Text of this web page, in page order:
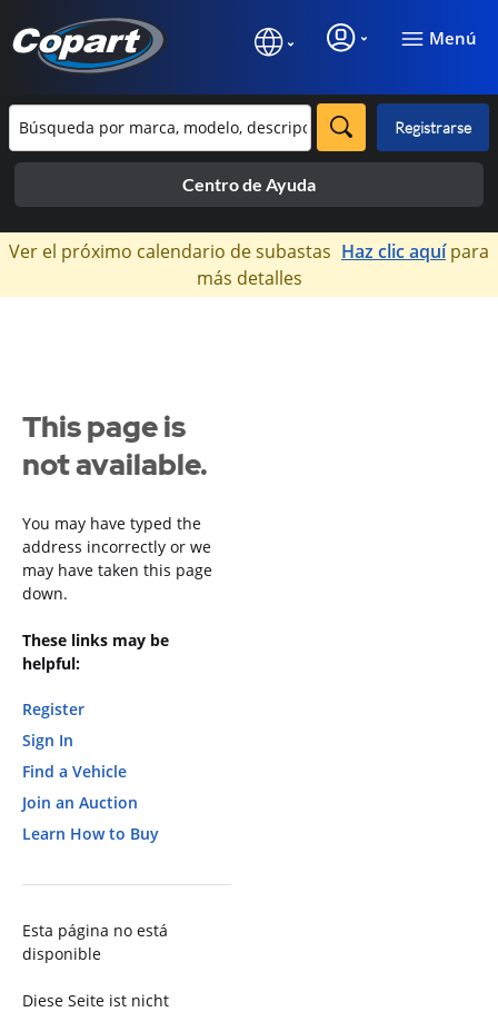
Menú
Registrarse
Centro de Ayuda
×
Ver el próximo calendario de subastas Haz clic aquípara
más detalles
This page is
not available.
You may have typed the
address incorrectly or we
may have taken this page
down.
These links may be
helpful:
Register
Sign In
Find a Vehicle
Join an Auction
Learn How to Buy
Esta página no está
disponible
Diese Seite ist nicht